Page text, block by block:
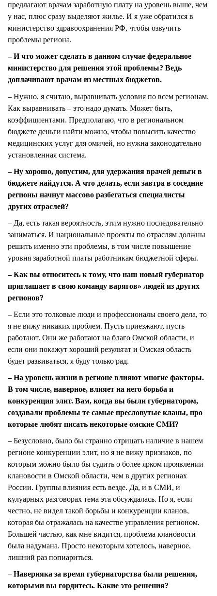
предлагают врачам заработную плату на уровень выше, чем
у нас, плюс сразу выделяют жилье. И я уже обратился в
министерство здравоохранения РФ, чтобы озвучить
проблемы региона.
– И что может сделать в данном случае федеральное
министерство для решения этой проблемы? Ведь
доплачивают врачам из местных бюджетов.
– Нужно, я считаю, выравнивать условия по всем регионам.
Как выравнивать – это надо думать. Может быть,
коэффициентами. Предполагаю, что в региональном
бюджете деньги найти можно, чтобы повысить качество
медицинских услуг для омичей, но нужна законодательно
установленная система.
– Ну хорошо, допустим, для удержания врачей деньги в
бюджете найдутся. А что делать, если завтра в соседние
регионы начнут массово разбегаться специалисты
других отраслей?
– Да, есть такая вероятность, этим нужно последовательно
заниматься. И национальные проекты по отраслям должны
решить именно эти проблемы, в том числе повышение
уровня заработной платы работникам бюджетной сферы.
– Как вы относитесь к тому, что наш новый губернатор
приглашает в свою команду варягов» людей из других
регионов?
– Если это толковые люди и профессионалы своего дела, то
я не вижу никаких проблем. Пусть приезжают, пусть
работают. Они же работают на благо Омской области, и
если они покажут хороший результат и Омская область
будет развиваться, я буду только рад.
– На уровень жизни в регионе влияют многие факторы.
В том числе, наверное, влияет на него борьба и
конкуренция элит. Вам, когда вы были губернатором,
создавали проблемы те самые пресловутые кланы, про
которые любят писать некоторые омские СМИ?
– Безусловно, было бы странно отрицать наличие в нашем
регионе конкуренции элит, но я не вижу признаков, по
которым можно было бы судить о более ярком проявлении
клановости в Омской области, чем в других регионах
России. Группы влияния есть везде. Да, и в СМИ, и
кулуарных разговорах тема эта обсуждалась. Но я, если
честно, не видел такой борьбы и конкуренции кланов,
которая бы отражалась на качестве управления регионом.
Большей частью, как мне видится, проблема клановости
была надумана. Просто некоторым хотелось, наверное,
лишний раз попиариться.
– Наверняка за время губернаторства были решения,
которыми вы гордитесь. Какие это решения?